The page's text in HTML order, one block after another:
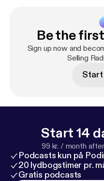
Be the
Sign up now and
Selling
Start 14
99 kr. / month
Podcasts kun på
20 lydbogstimer pr.
Gratis podcasts